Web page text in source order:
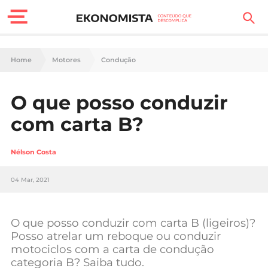
Finanças Pessoais
Carreira
Tecnologia
Negócios
Home Motores Condução
O que posso conduzir
com carta B?
Nélson Costa
04 Mar, 2021
O que posso conduzir com carta B (ligeiros)?
Posso atrelar um reboque ou conduzir
motociclos com a carta de condução
categoria B? Saiba tudo.